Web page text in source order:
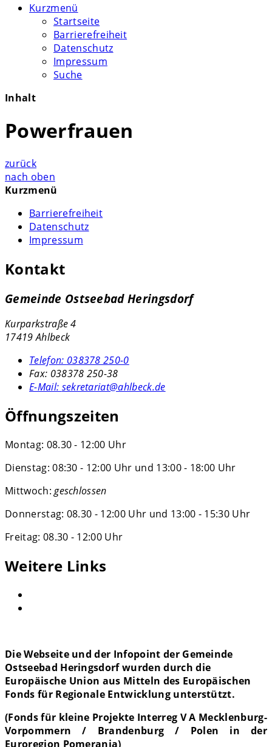
Kurzmenü
Startseite
Barrierefreiheit
Datenschutz
Impressum
Suche
Inhalt
Powerfrauen
zurück
nach oben
Kurzmenü
Barrierefreiheit
Datenschutz
Impressum
Kontakt
Gemeinde Ostseebad Heringsdorf
Kurparkstraße 4
17419 Ahlbeck
Telefon: 038378 250-0
Fax: 038378 250-38
E-Mail: sekretariat@ahlbeck.de
Öffnungszeiten
Montag: 08.30 - 12:00 Uhr
Dienstag: 08:30 - 12:00 Uhr und 13:00 - 18:00 Uhr
Mittwoch:geschlossen
Donnerstag: 08.30 - 12:00 Uhr und 13:00 - 15:30 Uhr
Freitag: 08.30 - 12:00 Uhr
Weitere Links
Die Webseite und der Infopoint der Gemeinde
Ostseebad Heringsdorf wurden durch die
Europäische Union aus Mitteln des Europäischen
Fonds für Regionale Entwicklung unterstützt.
(Fonds für kleine Projekte Interreg V A Mecklenburg-
Vorpommern / Brandenburg / Polen in der
Euroregion Pomerania)